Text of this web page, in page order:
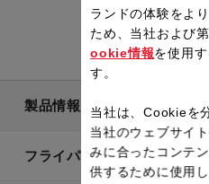
製品情報
フライパン・鍋
ランドの体験をよ
ため、当社および
ookie情報を使用
す。
当社は、Cookieを
当社のウェブサイ
みに合ったコンテ
供するために使用